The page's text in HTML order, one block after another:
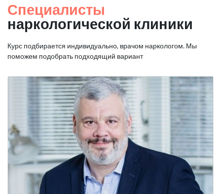
Специалисты
наркологической клиники
Курс подбирается индивидуально, врачом наркологом. Мы
поможем подобрать подходящий вариант